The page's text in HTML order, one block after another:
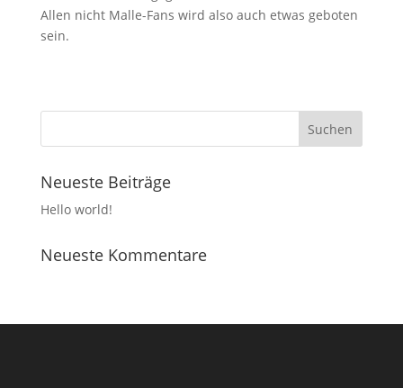
Allen nicht Malle-Fans wird also auch etwas geboten
sein.
Neueste Beiträge
Hello world!
Neueste Kommentare